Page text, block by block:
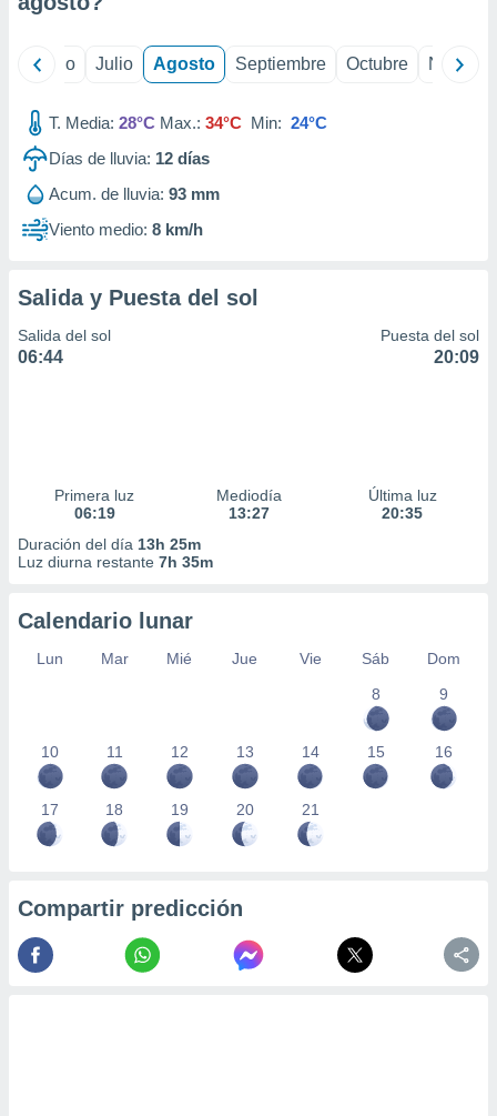
mediante
publicidad
publicidad
1199
Junio Julio Agosto Septiembre Octubre
T. Media: 28°C Max.: 34°C Min: 24°C
Días de lluvia: 12 días
Acum. de lluvia: 93 mm
Viento medio: 8 km/h
Salida y Puesta del sol
Salida del sol
06:44
Puesta del sol
20:09
Primera luz
06:19
Mediodía
13:27
Última luz
20:35
Duración del día 13h 25m
Luz diurna restante 7h 35m
Calendario lunar
Lun Mar Mié Jue Vie Sáb
Dom
8
9
10 11 12 13 14 15 16
17 18 19 20 21
Compartir predicción